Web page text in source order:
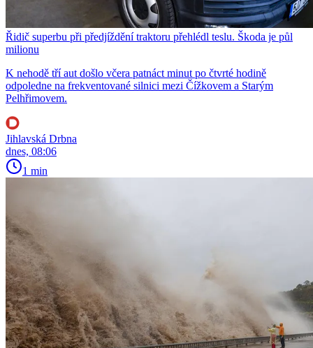
Řidič superbu při předjíždění traktoru přehlédl teslu. Škoda je půl
milionu
K nehodě tří aut došlo včera patnáct minut po čtvrté hodině
odpoledne na frekventované silnici mezi Čížkovem a Starým
Pelhřimovem.
Jihlavská Drbna
dnes, 08:06
1 min